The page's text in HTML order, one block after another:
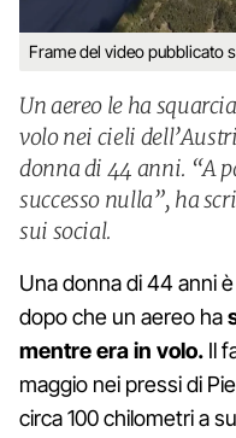
Frame del video pubblicato
Un aereo le ha
volo nei cieli
donna di 44 anni. “A
successo nulla”, ha
sui social.
Una donna di 44 anni è
dopo che un aereo ha
mentre era in volo. Il
maggio nei pressi di
circa 100 chilometri a